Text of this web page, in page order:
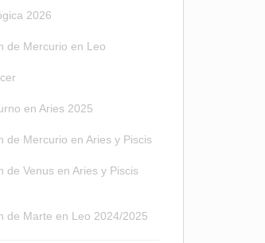
2026
de Mercurio en Leo
en Aries 2025
de Mercurio en Aries y Piscis
de Venus en Aries y Piscis
de Marte en Leo 2024/2025